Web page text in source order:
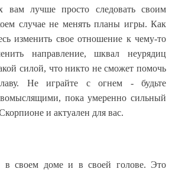
лучше просто следовать своим
случае не менять планы игры. Как
изменить свое отношение к чему-то
направление, шквал неурядиц
силой, что никто не сможет помочь
Не играйте с огнем - будьте
пока умеренно сильный
и актуален для вас.
в своем доме и в своей голове. Это